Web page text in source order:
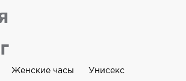
Женские часы Унисекс